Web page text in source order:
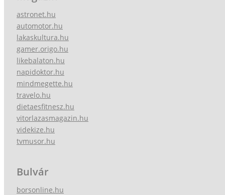
astronet.hu
automotor.hu
lakaskultura.hu
gamer.origo.hu
likebalaton.hu
napidoktor.hu
mindmegette.hu
travelo.hu
dietaesfitnesz.hu
vitorlazasmagazin.hu
videkize.hu
tvmusor.hu
Bulvár
borsonline.hu